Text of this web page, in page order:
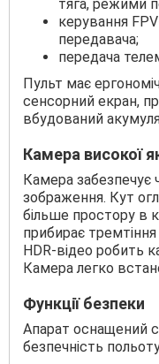
тяга, режими
керування
передавача;
передача
Пульт має
сенсорний екран,
вбудований
Камера високої
Камера забезпечує
зображення. Кут
більше простору в
прибирає
HDR-відео робить
Камера легко
Функції безпеки
Апарат оснащений
безпечність